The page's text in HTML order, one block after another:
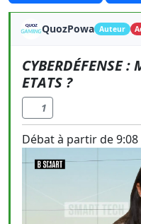
QuozPowa Auteur
CYBERDÉFENSE :
ETATS ?
1
Débat à partir de 9:08